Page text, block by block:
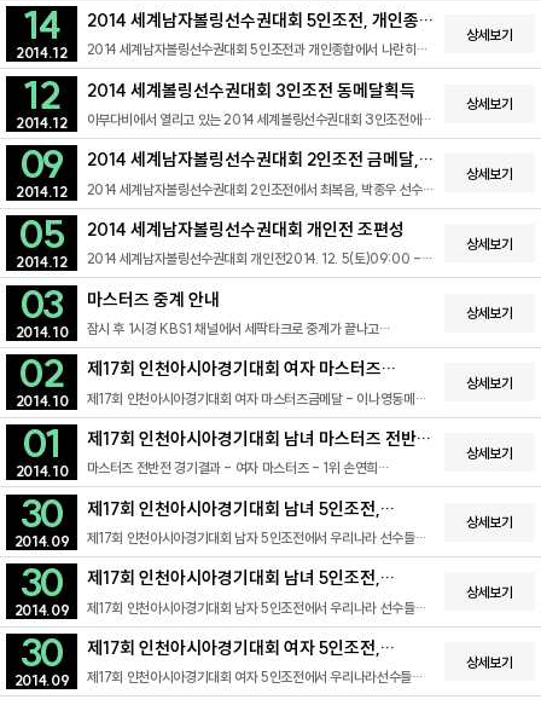
14
2014.12
2014 세계남자볼링선수권대회 5인조전, 개인종합
금메달
2014 세계남자볼링선수권대회 5인조전과 개인종합에서 나란히
금메달을 차지하였습니다.5인조전에서는 준결승에서 호주,
결승전에서는 미국에 승리를 거두었습니다.개인종합은 우리나라
최복음선수가 금메달을 차지하며 현재까지 3관왕에 올랐습니다.
사진출처: http://www.abf-online.org
상세보기
12
2014.12
2014 세계볼링선수권대회 3인조전 동메달획득
아부다비에서 열리고 있는 2014 세계볼링선수권대회 3인조전에서
우리나라 박종우, 홍해솔, 김경민 조가 동메달을 획득하였습니다.
최복음, 강희원, 신승현 조는 5위에 랭크되어 아쉽게 준결승 진출에
실패했습니다.사진 출처: http://www.abf-online.org
상세보기
09
2014.12
2014 세계남자볼링선수권대회 2인조전 금메달,
동메달 획득
2014 세계남자볼링선수권대회 2인조전에서 최복음, 박종우 선수가
금메달, 강희원, 신승현 선수가 동메달을 획득하였습니다. 홍해솔,
김경민 선수에게도 격려와 힘찬 응원을 부탁드립니다. 출처:
http://www.abf-online.org
상세보기
05
2014.12
2014 세계남자볼링선수권대회 개인전 조편성
2014 세계남자볼링선수권대회 개인전2014. 12. 5(토)09:00 -
12:30 A조(강희원, 신승현)13:30 - 17:00 B조(홍해솔,
박종우)18:00 - 21:30 C조(김경민, 최복음)
상세보기
03
2014.10
마스터즈 중계 안내
잠시 후 1시경 KBS1 채널에서 세팍타크로 중계가 끝나고
아시안게임 마스터즈(2014년 10월 2일 경기) 중계 된다고 합니다.
많은 관심과 시청 바랍니다.
상세보기
02
2014.10
제17회 인천아시아경기대회 여자 마스터즈
경기결과
제17회 인천아시아경기대회 여자 마스터즈금메달 - 이나영동메달
- 손연희 오늘 금메달 하나를 더 추가한 이나영 선수는 이번
대회에서 4관왕을 차지 하였습니다.끝까지 최선을 다 해준 우리나라
선수들에게 격려 부탁드립니다.
상세보기
01
2014.10
제17회 인천아시아경기대회 남녀 마스터즈 전반
경기결과
마스터즈 전반전 경기결과 - 여자 마스터즈 - 1위 손연희
(1,711점)2위 이나영(1,697점)- 남자 마스터즈 - 6위 강희원
(1,713점)7위 박종우(1,702점)
상세보기
30
2014.09
제17회 인천아시아경기대회 남녀 5인조전,
개인종합 경기결과
제17회 인천아시아경기대회 남자 5인조전에서 우리나라 선수들은
선두를 지키며 금메달(6,228점)을 차지했습니다.동시에 박종우
선수가 개인종합 금메달(5,047점), 강희원 선수가 동메달
(4,999점)을 차지하며 박종우 선수는 이번 대회 2관왕에
등극했습니다.여자 5인조전에서는 싱가포르(6,119점)에 71점
차이로 은메달(6,048점)을 차지했습니다.이나영 선수는 개인종합
금메달(5,132점)을 차지하며 이번 대회 3관왕이 되었습니다!!
선수, 여자는 이나영 선수와 손연희 선수가 출전 하겠습니다.
마스터즈에서도 좋은 결과를 기대합니다^^
상세보기
30
2014.09
제17회 인천아시아경기대회 남녀 5인조전,
개인종합 경기결과
제17회 인천아시아경기대회 남자 5인조전에서 우리나라 선수들은
선두를 지키며 금메달(6,228점)을 차지했습니다.동시에 박종우
선수가 개인종합 금메달(5,047점), 강희원 선수가 동메달
(4,999점)을 차지하며 박종우 선수는 이번 대회 2관왕에
등극했습니다.여자 5인조전에서는 싱가포르(6,119점)에 71점
차이로 은메달(6,048점)을 차지했습니다.이나영 선수는 개인종합
상세보기
30
2014.09
제17회 인천아시아경기대회 여자 5인조전,
개인종합 결과
제17회 인천아시아경기대회 여자 5인조전에서 우리나라선수들은
총 6,048점을 획득하여 싱가포르(6,119점)에 이어 아쉽게
상세보기